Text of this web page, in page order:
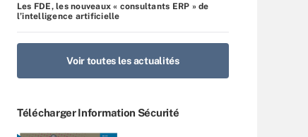
Les FDE, les nouveaux « consultants ERP » de
l’intelligence artificielle
Voir toutes les actualités
Télécharger Information Sécurité